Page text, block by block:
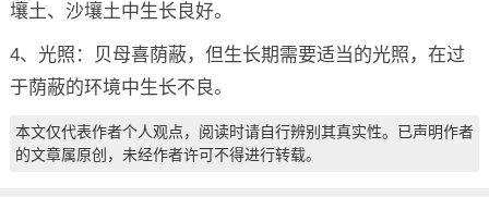
壤土、沙壤土中生长良好。
4、光照：贝母喜荫蔽，但生长期需要适当的光照，在过
于荫蔽的环境中生长不良。
本文仅代表作者个人观点，阅读时请自行辨别其真实性。已声明作者
的文章属原创，未经作者许可不得进行转载。